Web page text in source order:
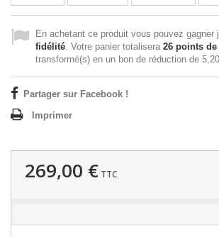
En achetant ce produit vous pouvez gagner
fidélité. Votre panier totalisera 26 points
transformé(s) en un bon de réduction de
Partager sur Facebook !
Imprimer
269,00 € TTC